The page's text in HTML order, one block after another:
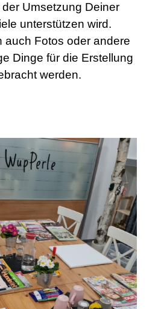
Umsetzung Deiner
unterstützen wird.
auch Fotos oder andere
Dinge für die Erstellung
werden.